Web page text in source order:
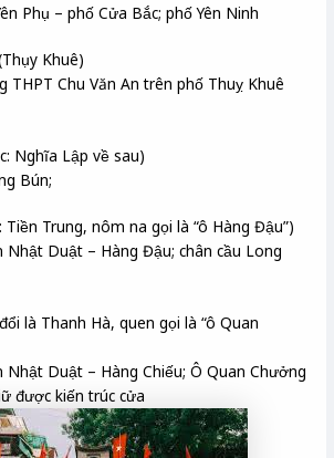
Phụ – phố Cửa Bắc; phố Yên Ninh
Khuê)
THPT Chu Văn An trên phố Thuỵ Khuê
Nghĩa Lập về sau)
Bún;
Trung, nôm na gọi là “ô Hàng Đậu”)
Nhật Duật – Hàng Đậu; chân cầu Long
là Thanh Hà, quen gọi là “ô Quan
Nhật Duật – Hàng Chiếu; Ô Quan Chưởng
được kiến trúc cửa